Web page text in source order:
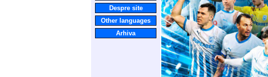
Despre site
Other languages
Arhiva